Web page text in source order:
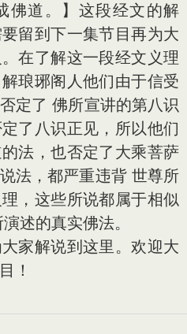
佛道。】这段经文的解
留到下一集节目再为大
在了解这一段经文义理
琅琊阁人他们由于信受
定了 佛所宣讲的第八识
了八识正见，所以他们
法，也否定了大乘菩萨
法，都严重违背 世尊所
，这些所说都属于相似
述的真实佛法。
家解说到这里。欢迎大
！